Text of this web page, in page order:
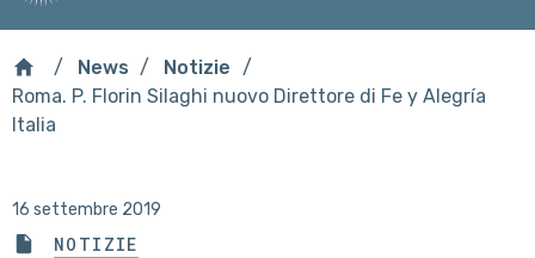
News
Notizie
Roma. P. Florin Silaghi nuovo Direttore di Fe y Alegría
Italia
16 settembre 2019
NOTIZIE